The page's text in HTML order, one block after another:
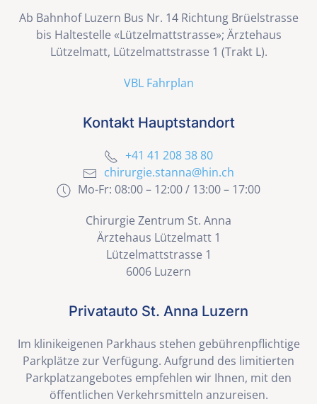
Ab Bahnhof Luzern Bus Nr. 14 Richtung Brüelstrasse
bis Haltestelle «Lützelmattstrasse»; Ärztehaus
Lützelmatt, Lützelmattstrasse 1 (Trakt L).
VBL Fahrplan
Kontakt Hauptstandort
+41 41 208 38 80
chirurgie.stanna@hin.ch
Mo-Fr: 08:00 – 12:00 / 13:00 – 17:00
Chirurgie Zentrum St. Anna
Ärztehaus Lützelmatt 1
Lützelmattstrasse 1
6006 Luzern
Privatauto St. Anna Luzern
Im klinikeigenen Parkhaus stehen gebührenpflichtige
Parkplätze zur Verfügung. Aufgrund des limitierten
Parkplatzangebotes empfehlen wir Ihnen, mit den
öffentlichen Verkehrsmitteln anzureisen.